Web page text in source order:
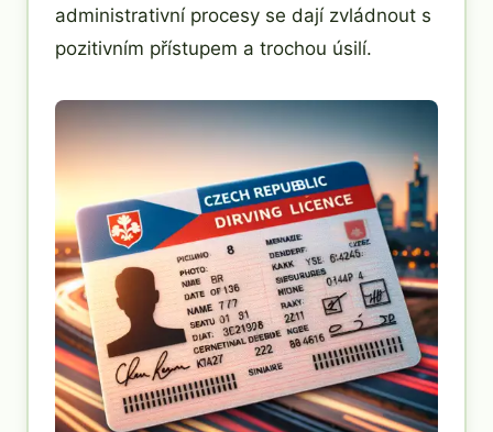
administrativní procesy se dají zvládnout s
pozitivním přístupem a trochou úsilí.